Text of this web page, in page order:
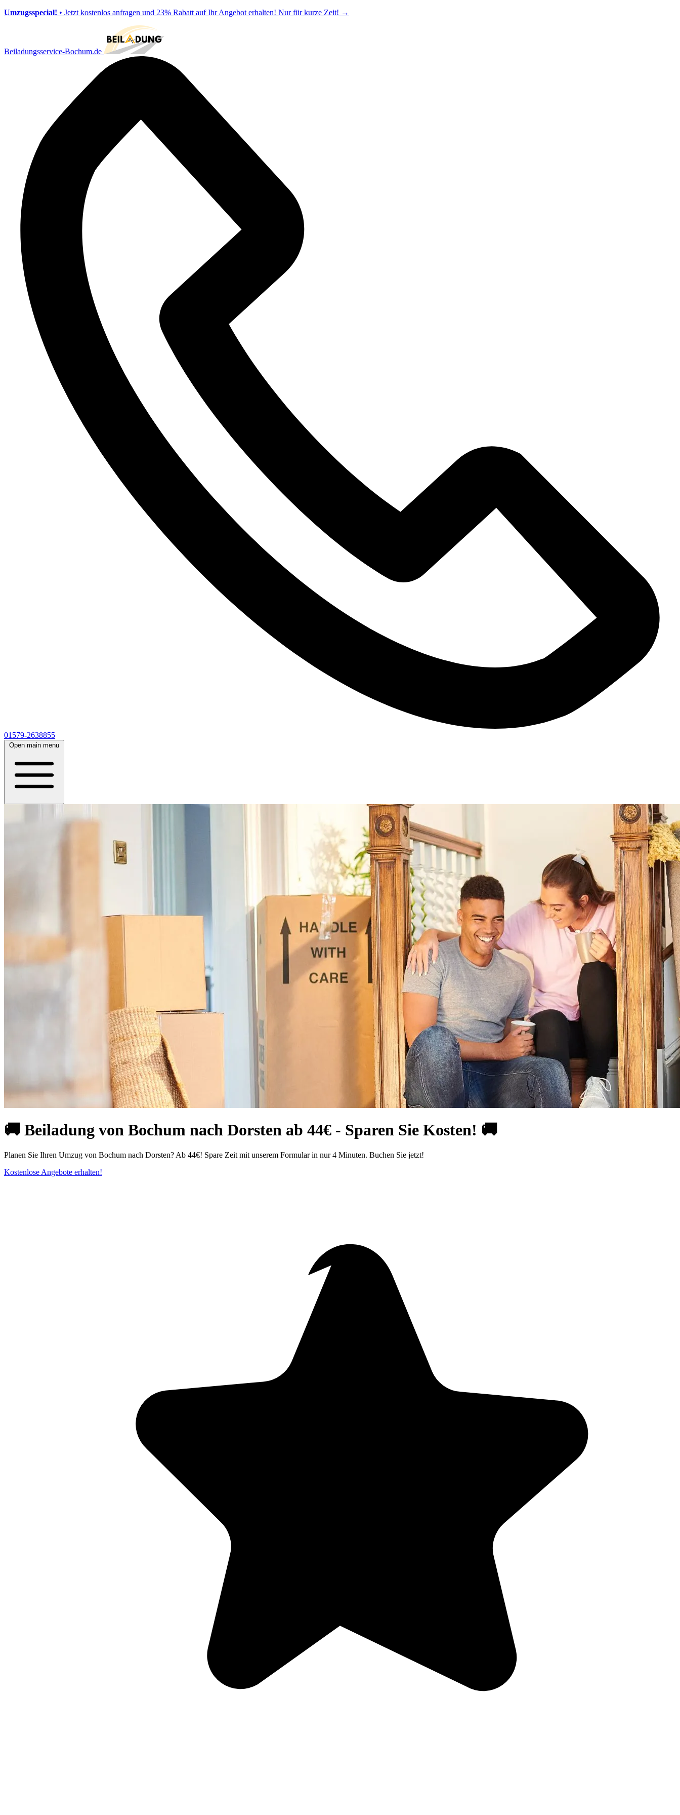
Umzugsspecial! • Jetzt kostenlos anfragen und 23% Rabatt auf Ihr Angebot erhalten! Nur für kurze Zeit! →
Beiladungsservice-Bochum.de
01579-2638855
Open main menu
🚚 Beiladung von Bochum nach Dorsten ab 44€ - Sparen Sie Kosten! 🚚
Planen Sie Ihren Umzug von Bochum nach Dorsten? Ab 44€! Spare Zeit mit unserem Formular in nur 4 Minuten. Buchen Sie jetzt!
Kostenlose Angebote erhalten!